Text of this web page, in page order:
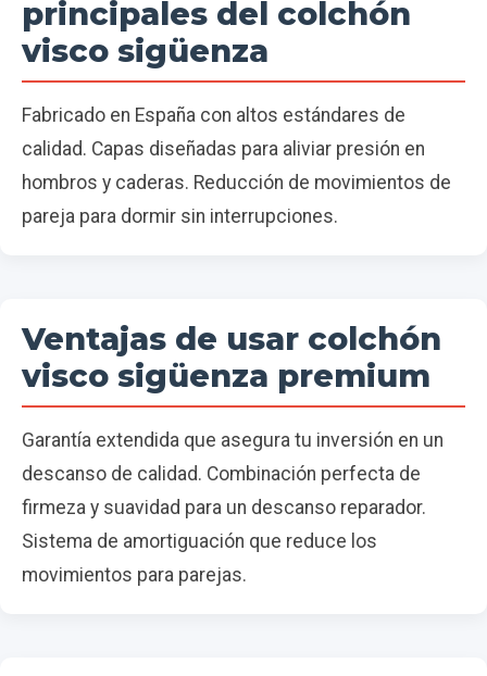
principales del colchón
visco sigüenza
Fabricado en España con altos estándares de
calidad. Capas diseñadas para aliviar presión en
hombros y caderas. Reducción de movimientos de
pareja para dormir sin interrupciones.
Ventajas de usar colchón
visco sigüenza premium
Garantía extendida que asegura tu inversión en un
descanso de calidad. Combinación perfecta de
firmeza y suavidad para un descanso reparador.
Sistema de amortiguación que reduce los
movimientos para parejas.